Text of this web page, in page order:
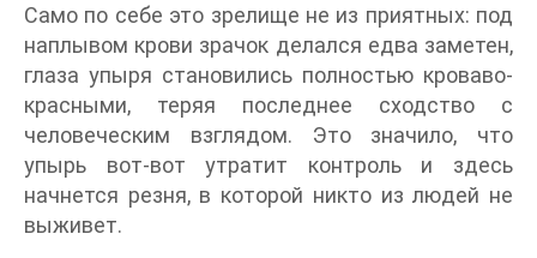
Само по себе это зрелище не из приятных: под
наплывом крови зрачок делался едва заметен,
глаза упыря становились полностью кроваво-
красными, теряя последнее сходство с
человеческим взглядом. Это значило, что
упырь вот-вот утратит контроль и здесь
начнется резня, в которой никто из людей не
выживет.